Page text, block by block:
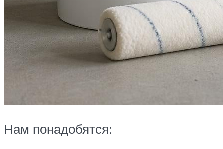
Нам понадобятся: